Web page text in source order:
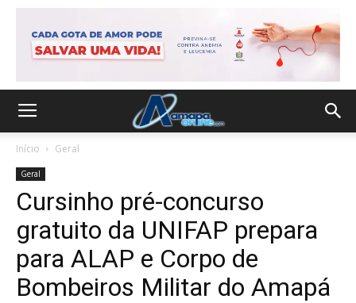
Início Geral
Geral
Cursinho pré-concurso
gratuito da UNIFAP prepara
para ALAP e Corpo de
Bombeiros Militar do Amapá